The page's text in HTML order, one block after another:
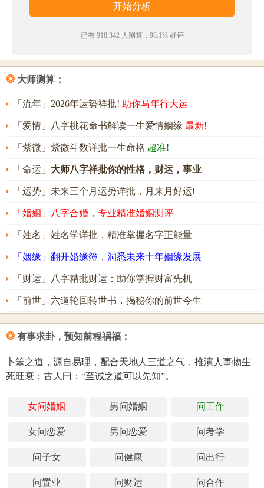
已有 918,342 人测算，98.1% 好评
❂ 大师测算：
「流年」2026年运势祥批! 助你马年行大运
「爱情」八字桃花命书解读一生爱情姻缘 最新!
「紫微」紫微斗数详批一生命格 超准!
「命运」 大师八字祥批你的性格，财运，事业
「运势」未来三个月运势详批，月来月好运!
「婚姻」八字合婚，专业精准婚姻测评
「姓名」姓名学详批，精准掌握名字正能量
「姻缘」翻开婚缘簿，洞悉未来十年姻缘发展
「财运」八字精批财运：助你掌握财富先机
「前世」六道轮回转世书，揭秘你的前世今生
❂ 有事求卦，预知前程祸福：
卜筮之道，源自易理，配合天地人三道之气，推演人事物生
死旺衰；古人曰：“至诚之道可以先知”。
女问婚姻 男问婚姻 问工作
女问恋爱 男问恋爱 问考学
问子女 问健康 问出行
问置业 问财运 问合作